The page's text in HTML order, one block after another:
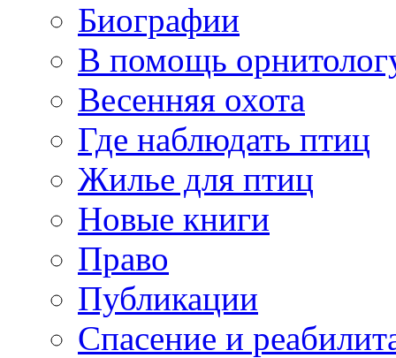
Биографии
В помощь
Весенняя охота
Где наблюдать птиц
Жилье для птиц
Новые книги
Право
Публикации
Спасение и